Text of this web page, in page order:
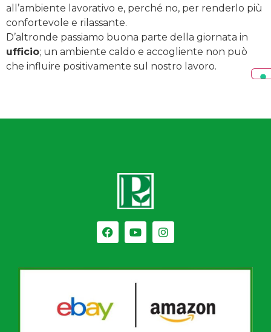
all’ambiente lavorativo e, perché no, per renderlo più
confortevole e rilassante.
D’altronde passiamo buona parte della giornata in
ufficio; un ambiente caldo e accogliente non può
che influire positivamente sul nostro lavoro.